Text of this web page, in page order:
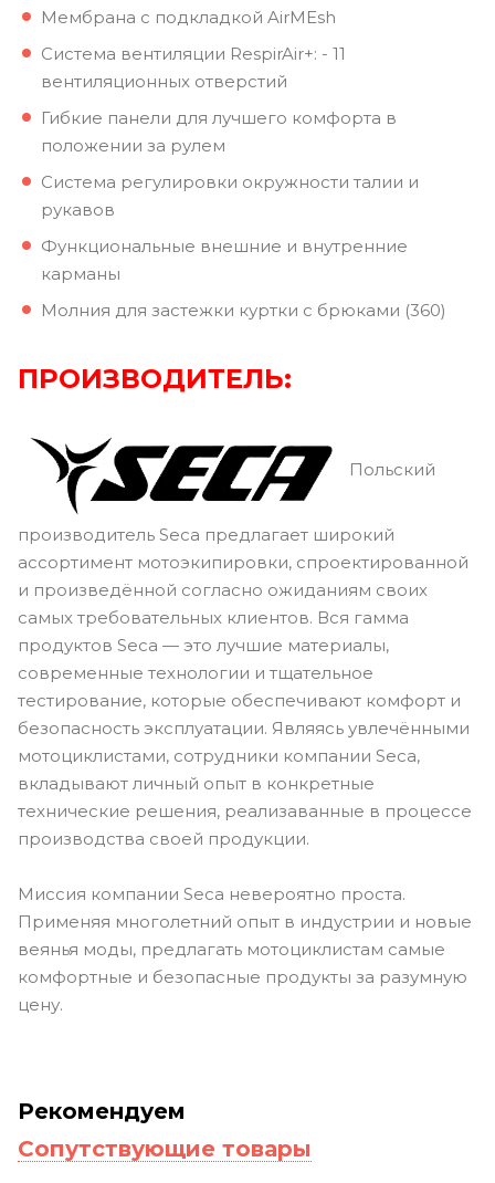
Мембрана с подкладкой AirMEsh
Система вентиляции RespirAir+: - 11
вентиляционных отверстий
Гибкие панели для лучшего комфорта в
положении за рулем
Система регулировки окружности талии и
рукавов
Функциональные внешние и внутренние
карманы
Молния для застежки куртки с брюками (360)
ПРОИЗВОДИТЕЛЬ:
Польский
производитель Seca предлагает широкий
ассортимент мотоэкипировки, спроектированной
и произведённой согласно ожиданиям своих
самых требовательных клиентов. Вся гамма
продуктов Seca — это лучшие материалы,
современные технологии и тщательное
тестирование, которые обеспечивают комфорт и
безопасность эксплуатации. Являясь увлечёнными
мотоциклистами, сотрудники компании Seca,
вкладывают личный опыт в конкретные
технические решения, реализаванные в процессе
производства своей продукции.
Миссия компании Seca невероятно проста.
Применяя многолетний опыт в индустрии и новые
веянья моды, предлагать мотоциклистам самые
комфортные и безопасные продукты за разумную
цену.
Рекомендуем
Сопутствующие товары